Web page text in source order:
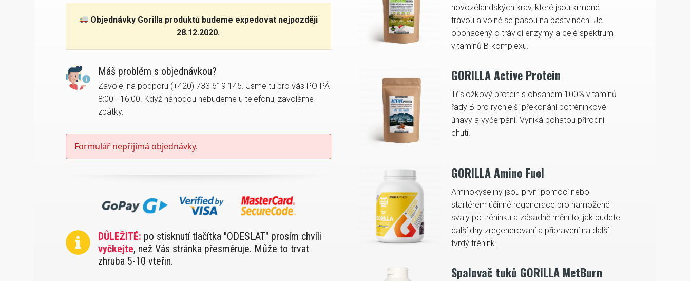
Objednávky Gorilla produktů budeme expedovat nejpozději
28.12.2020.
Máš problém s objednávkou?
Zavolej na podporu (+420) 733 619 145. Jsme tu pro vás PO-PÁ
8:00 - 16:00. Když náhodou nebudeme u telefonu, zavoláme
zpátky.
Formulář nepřijímá objednávky.
DŮLEŽITÉ: po stisknutí tlačítka "ODESLAT" prosím chvíli
vyčkejte, než Vás stránka přesměruje. Může to trvat
zhruba 5-10 vteřin.
novozélandských krav, které jsou krmené
trávou a volně se pasou na pastvinách. Je
obohacený o trávicí enzymy a celé spektrum
vitamínů B-komplexu.
GORILLA Active Protein
Třísložkový protein s obsahem 100% vitamínů
řady B pro rychlejší překonání potréninkové
únavy a vyčerpání. Vyniká bohatou přírodní
chutí.
GORILLA Amino Fuel
Aminokyseliny jsou první pomocí nebo
startérem účinné regenerace pro namožené
svaly po tréninku a zásadně mění to, jak budete
další dny zregenerovaní a připravení na další
tvrdý trénink.
Spalovač tuků GORILLA MetBurn